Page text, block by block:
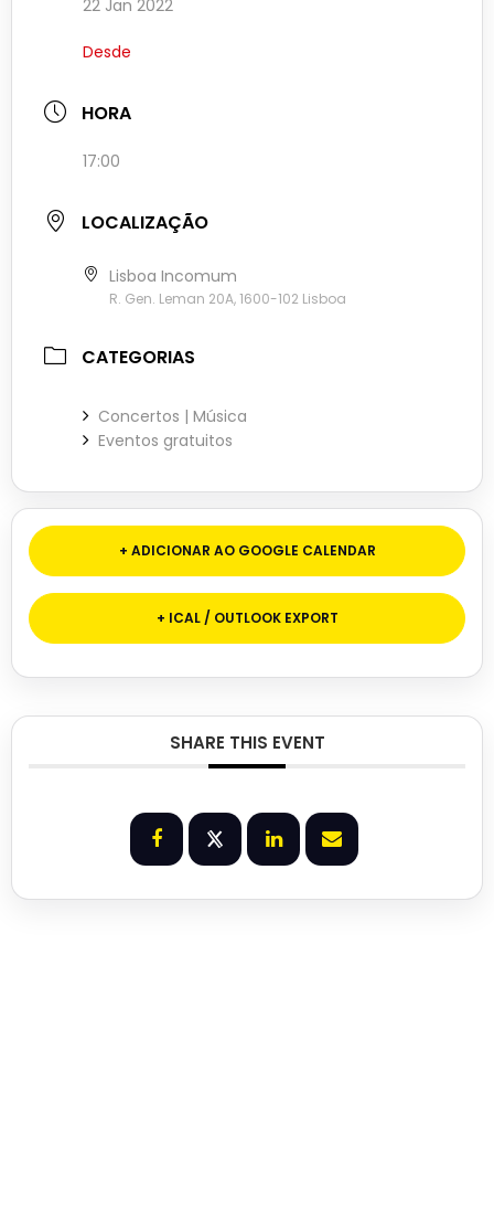
22 Jan 2022
Desde
HORA
17:00
LOCALIZAÇÃO
Lisboa Incomum
R. Gen. Leman 20A, 1600-102 Lisboa
CATEGORIAS
Concertos | Música
Eventos gratuitos
+ ADICIONAR AO GOOGLE CALENDAR
+ ICAL / OUTLOOK EXPORT
SHARE THIS EVENT